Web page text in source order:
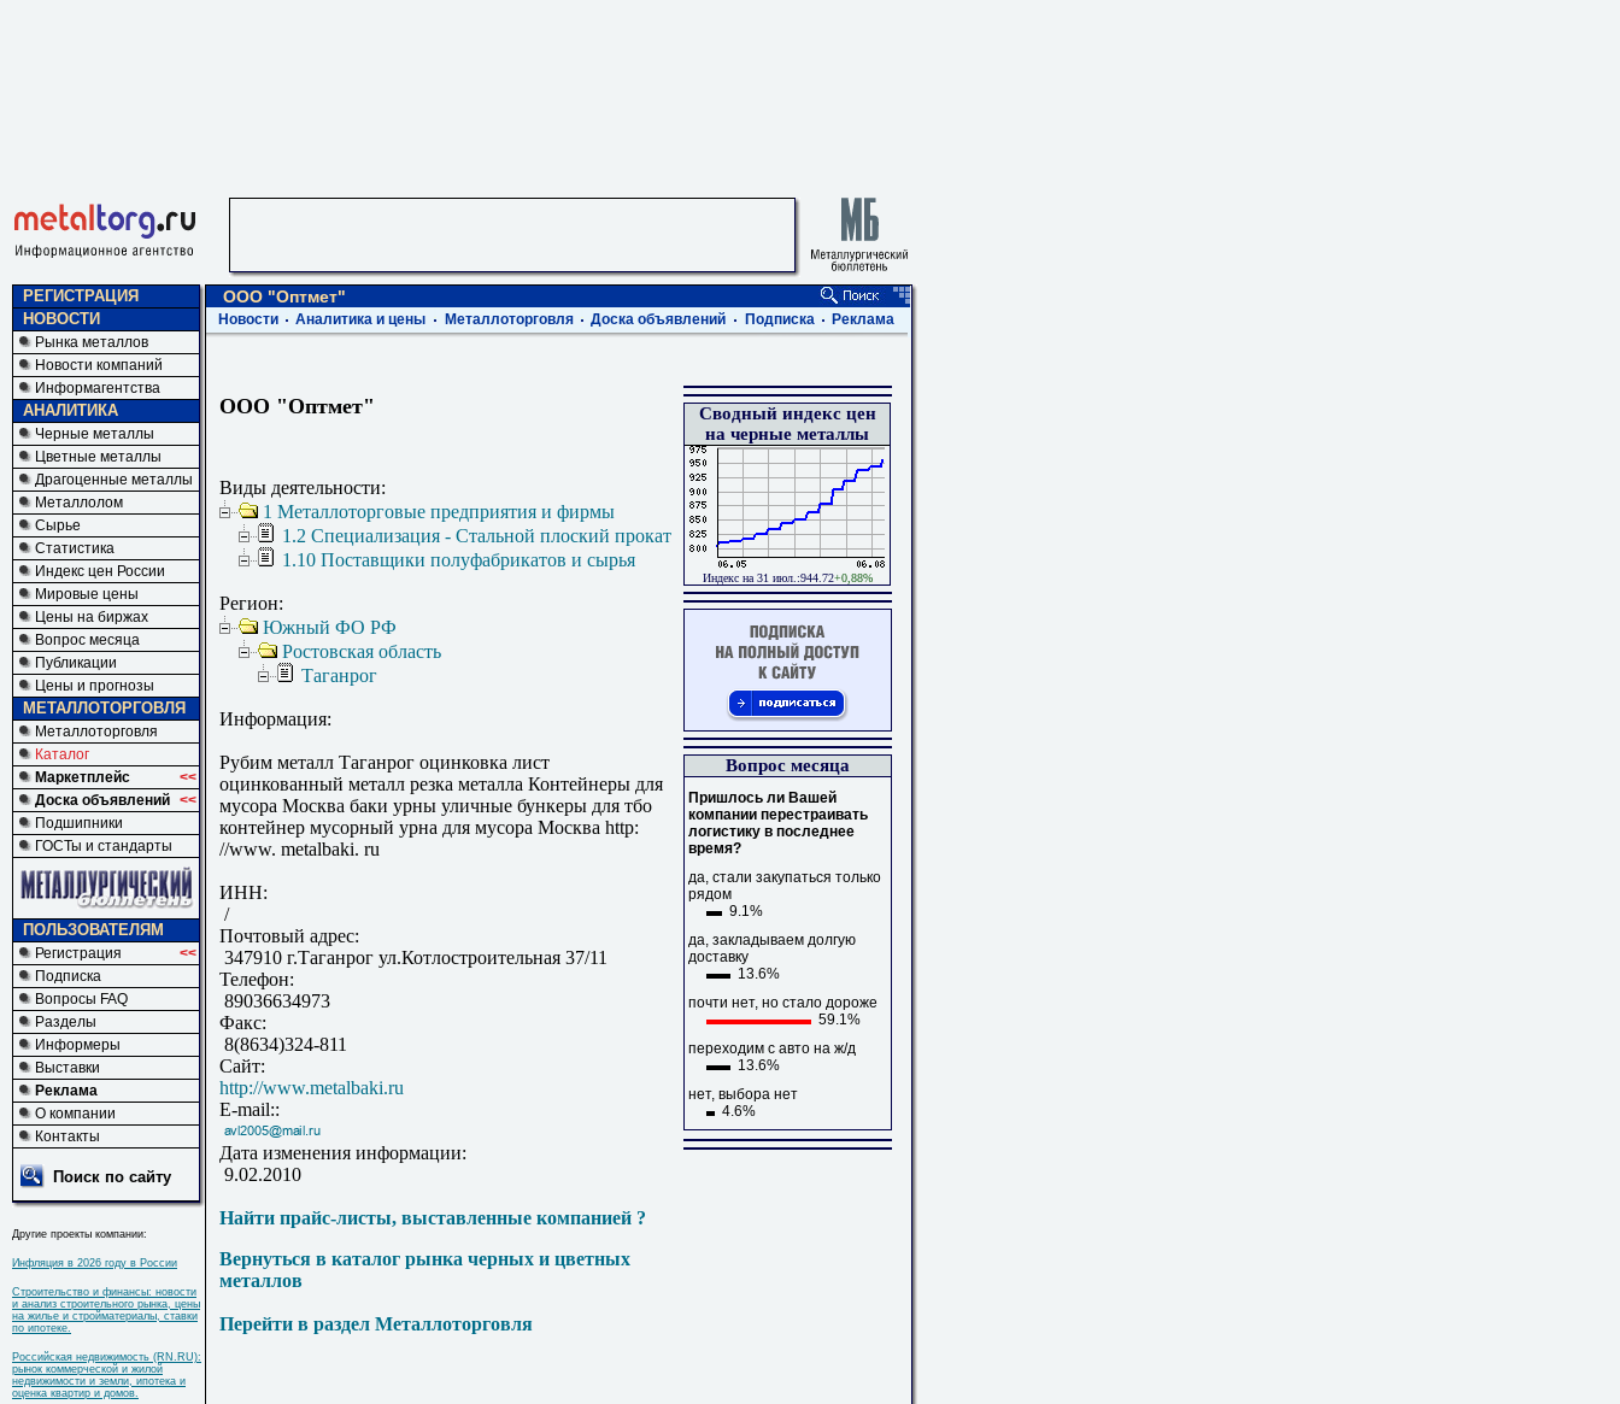
РЕГИСТРАЦИЯ
НОВОСТИ
Рынка металлов
Новости компаний
Информагентства
АНАЛИТИКА
Черные металлы
Цветные металлы
Драгоценные металлы
Металлолом
Сырье
Статистика
Индекс цен России
Мировые цены
Цены на биржах
Вопрос месяца
Публикации
Цены и прогнозы
МЕТАЛЛОТОРГОВЛЯ
Металлоторговля
Каталог
Маркетплейс
<<
Доска объявлений <<
Подшипники
ГОСТы и стандарты
ПОЛЬЗОВАТЕЛЯМ
Регистрация
<<
Подписка
Вопросы FAQ
Разделы
Информеры
Выставки
Реклама
О компании
Контакты
Поиск по сайту
Другие проекты компании:
Инфляция в 2026 году в России
Строительство и финансы: новости
и анализ строительного рынка, цены
на жилье и стройматериалы, ставки
по ипотеке.
Российская недвижимость (RN.RU):
рынок коммерческой и жилой
недвижимости и земли, ипотека и
оценка квартир и домов.
ООО "Оптмет"
Новости Аналитика и цены Металлоторговля Доска объявлений Подписка Реклама
ООО "Оптмет"
Виды деятельности:
1 Металлоторговые предприятия и фирмы
1.2 Специализация - Стальной плоский прокат
1.10 Поставщики полуфабрикатов и сырья
Регион:
Южный ФО РФ
Ростовская область
Таганрог
Информация:
Рубим металл Таганрог оцинковка лист
оцинкованный металл резка металла Контейнеры для
мусора Москва баки урны уличные бункеры для тбо
контейнер мусорный урна для мусора Москва http:
//www. metalbaki. ru
ИНН:
/
Почтовый адрес:
347910 г.Таганрог ул.Котлостроительная 37/11
Телефон:
89036634973
Факс:
8(8634)324-811
Сайт:
http://www.metalbaki.ru
E-mail::
Дата изменения информации:
9.02.2010
Найти прайс-листы, выставленные компанией ?
Вернуться в каталог рынка черных и цветных
металлов
Перейти в раздел Металлоторговля
Сводный индекс цен
на черные металлы
Индекс на 31 июл.:944.72+0,88%
Вопрос месяца
Пришлось ли Вашей
компании перестраивать
логистику в последнее
время?
да, стали закупаться только
рядом
9.1%
да, закладываем долгую
доставку
13.6%
почти нет, но стало дороже
59.1%
переходим с авто на ж/д
13.6%
нет, выбора нет
4.6%